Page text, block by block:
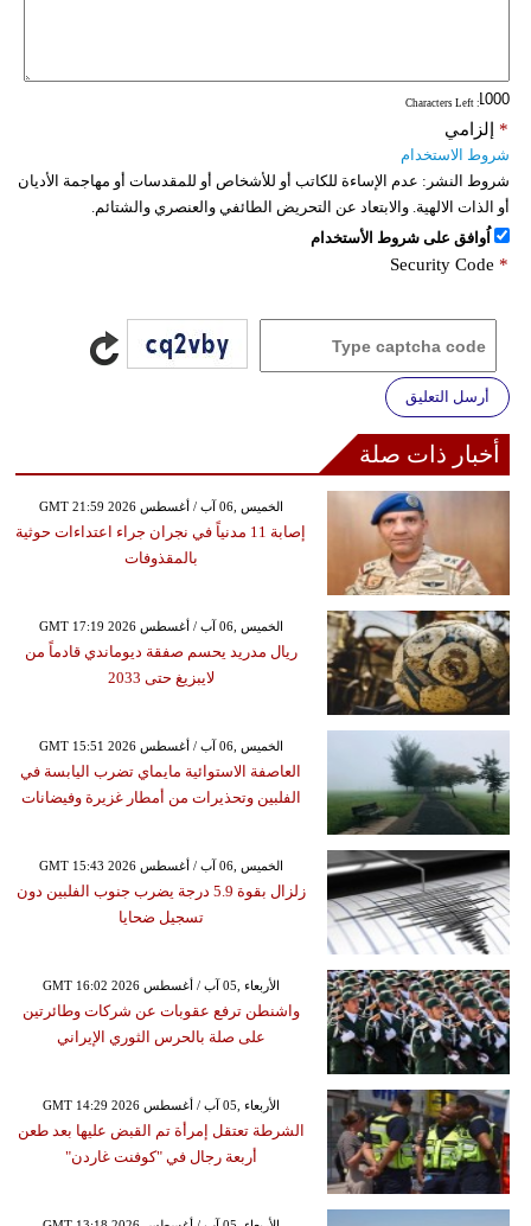
: Characters Left
إلزامي *
شروط الاستخدام
شروط النشر: عدم الإساءة للكاتب أو للأشخاص أو للمقدسات أو مهاجمة الأديان
أو الذات الالهية. والابتعاد عن التحريض الطائفي والعنصري والشتائم.
اُوافق على شروط الأستخدام
Security Code *
أرسل التعليق
أخبار ذات صلة
GMT 21:59 2026 الخميس ,06 آب / أغسطس
إصابة 11 مدنياً في نجران جراء اعتداءات حوثية
بالمقذوفات
GMT 17:19 2026 الخميس ,06 آب / أغسطس
ريال مدريد يحسم صفقة ديوماندي قادماً من
لايبزيغ حتى 2033
GMT 15:51 2026 الخميس ,06 آب / أغسطس
العاصفة الاستوائية مايماي تضرب اليابسة في
الفلبين وتحذيرات من أمطار غزيرة وفيضانات
GMT 15:43 2026 الخميس ,06 آب / أغسطس
زلزال بقوة 5.9 درجة يضرب جنوب الفلبين دون
تسجيل ضحايا
GMT 16:02 2026 الأربعاء ,05 آب / أغسطس
واشنطن ترفع عقوبات عن شركات وطائرتين
على صلة بالحرس الثوري الإيراني
GMT 14:29 2026 الأربعاء ,05 آب / أغسطس
الشرطة تعتقل إمرأة تم القبض عليها بعد طعن
أربعة رجال في "كوفنت غاردن"